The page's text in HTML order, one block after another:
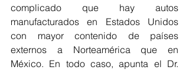
complicado que hay autos
manufacturados en Estados Unidos
con mayor contenido de países
externos a Norteamérica que en
México. En todo caso, apunta el Dr.